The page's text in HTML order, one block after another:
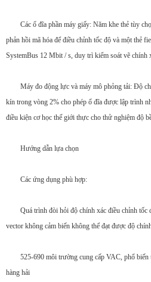
Các ổ đĩa phần máy giấy: Năm khe thẻ tùy
phản hồi mã hóa để điều chỉnh tốc độ và một thẻ
SystemBus 12 Mbit / s, duy trì kiểm soát vẽ chính
Máy đo động lực và máy mô phỏng tải: Độ
kín trong vòng 2% cho phép ổ đĩa được lập trình
điều kiện cơ học thế giới thực cho thử nghiệm độ
Hướng dẫn lựa chọn
Các ứng dụng phù hợp:
Quá trình đòi hỏi độ chính xác điều chỉnh tốc
vector không cảm biến không thể đạt được độ
525-690 môi trường cung cấp VAC, phổ biến
hàng hải